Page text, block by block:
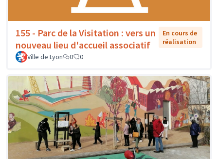
155 - Parc de la Visitation : vers un
nouveau lieu d'accueil associatif
En cours de
réalisation
Ville de Lyon
0 0